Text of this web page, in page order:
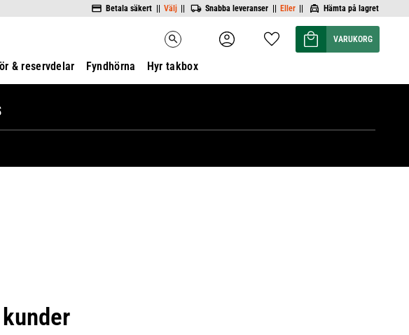
Betala säkert || Välj || Snabba leveranser || Eller || Hämta på lagret
search Favoriter
Kundvagn
& reservdelar Fyndhörna Hyr takbox